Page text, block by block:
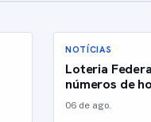
NOTÍCIAS
Loteria
números de
06 de ago.